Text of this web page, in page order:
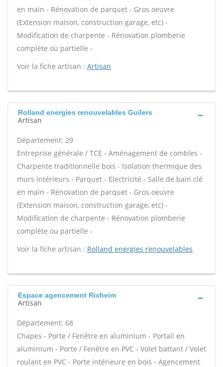
en main - Rénovation de parquet - Gros oeuvre
(Extension maison, construction garage, etc) -
Modification de charpente - Rénovation plomberie
complète ou partielle -
Voir la fiche artisan : Artisan
Rolland energies renouvelables Guilers
Artisan
Département: 29
Entreprise générale / TCE - Aménagement de combles -
Charpente traditionnelle bois - Isolation thermique des
murs intérieurs - Parquet - Electricité - Salle de bain clé
en main - Rénovation de parquet - Gros oeuvre
(Extension maison, construction garage, etc) -
Modification de charpente - Rénovation plomberie
complète ou partielle -
Voir la fiche artisan : Rolland energies renouvelables
Espace agencement Rixheim
Artisan
Département: 68
Chapes - Porte / Fenêtre en aluminium - Portail en
aluminium - Porte / Fenêtre en PVC - Volet battant / Volet
roulant en PVC - Porte intérieure en bois - Agencement